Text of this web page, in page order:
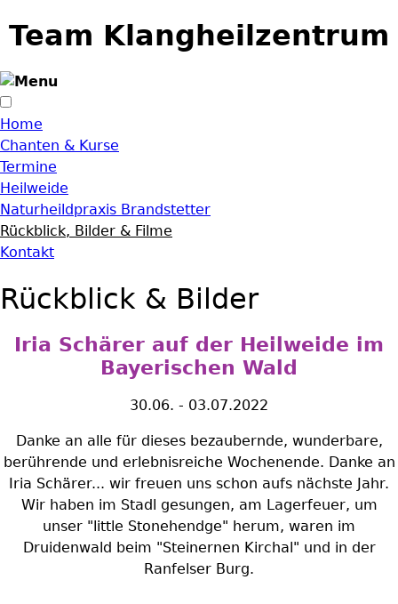
Team Klangheilzentrum
Home
Chanten & Kurse
Termine
Heilweide
Naturheildpraxis Brandstetter
Rückblick, Bilder & Filme
Kontakt
Rückblick & Bilder
Iria Schärer auf der Heilweide im
Bayerischen Wald
30.06. - 03.07.2022
Danke an alle für dieses bezaubernde, wunderbare,
berührende und erlebnisreiche Wochenende. Danke an
Iria Schärer... wir freuen uns schon aufs nächste Jahr.
Wir haben im Stadl gesungen, am Lagerfeuer, um
unser "little Stonehendge" herum, waren im
Druidenwald beim "Steinernen Kirchal" und in der
Ranfelser Burg.